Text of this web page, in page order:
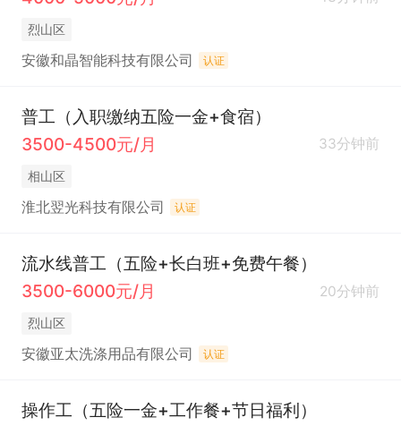
烈山区
安徽和晶智能科技有限公司 认证
普工（入职缴纳五险一金+食宿）
3500-4500元/月
33分钟前
相山区
淮北翌光科技有限公司 认证
流水线普工（五险+长白班+免费午餐）
3500-6000元/月
20分钟前
烈山区
安徽亚太洗涤用品有限公司 认证
操作工（五险一金+工作餐+节日福利）